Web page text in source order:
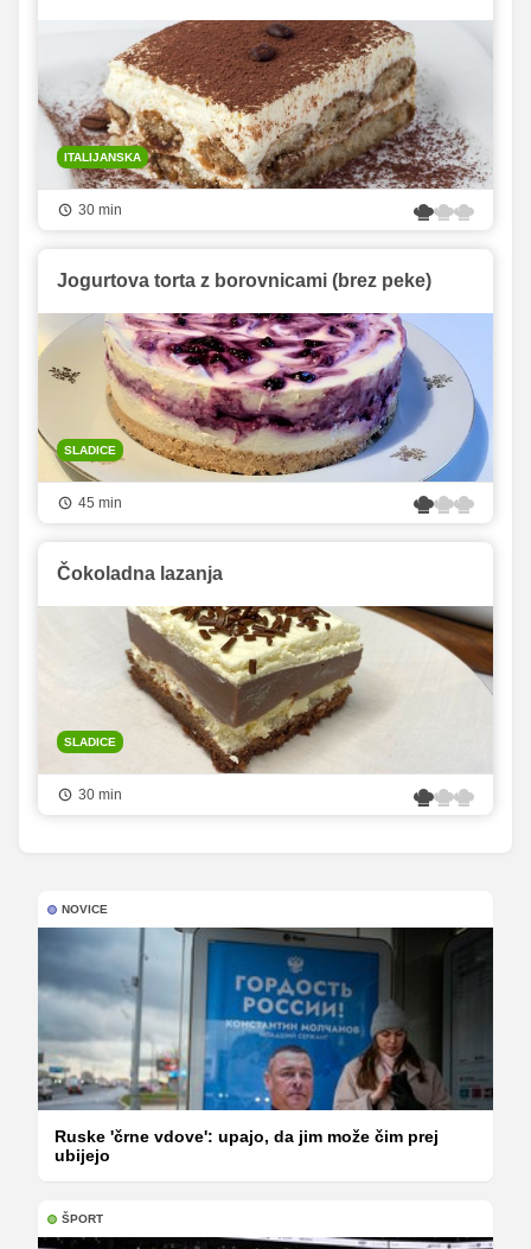
ITALIJANSKA
30 min
Jogurtova torta z borovnicami (brez peke)
SLADICE
45 min
Čokoladna lazanja
SLADICE
30 min
NOVICE
Ruske 'črne vdove': upajo, da jim može čim prej
ubijejo
ŠPORT